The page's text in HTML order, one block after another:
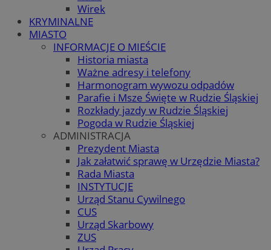
Wirek
KRYMINALNE
MIASTO
INFORMACJE O MIEŚCIE
Historia miasta
Ważne adresy i telefony
Harmonogram wywozu odpadów
Parafie i Msze Święte w Rudzie Śląskiej
Rozkłady jazdy w Rudzie Śląskiej
Pogoda w Rudzie Śląskiej
ADMINISTRACJA
Prezydent Miasta
Jak załatwić sprawę w Urzędzie Miasta?
Rada Miasta
INSTYTUCJE
Urząd Stanu Cywilnego
CUS
Urząd Skarbowy
ZUS